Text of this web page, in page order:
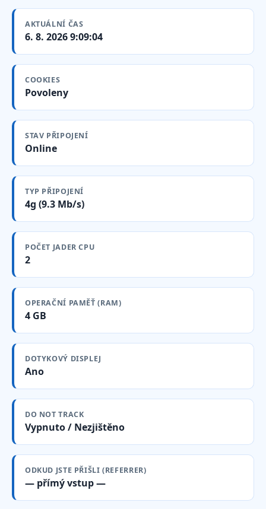
AKTUÁLNÍ ČAS
6. 8. 2026 9:09:05
COOKIES
Povoleny
STAV PŘIPOJENÍ
Online
TYP PŘIPOJENÍ
4g (9.3 Mb/s)
POČET JADER CPU
2
OPERAČNÍ PAMĚŤ (RAM)
4 GB
DOTYKOVÝ DISPLEJ
Ano
DO NOT TRACK
Vypnuto / Nezjištěno
ODKUD JSTE PŘIŠLI (REFERRER)
— přímý vstup —